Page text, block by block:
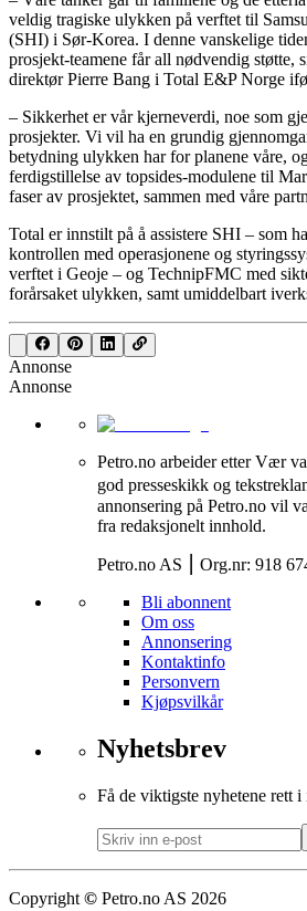
veldig tragiske ulykken på verftet til
(SHI) i Sør-Korea. I denne vanskelige
prosjekt-teamene får all nødvendig støtte,
direktør Pierre Bang i Total E&P Norge
– Sikkerhet er vår kjerneverdi, noe som
prosjekter. Vi vil ha en grundig
betydning ulykken har for planene våre,
ferdigstillelse av topsides-modulene til
faser av prosjektet, sammen med våre
Total er innstilt på å assistere SHI – som
kontrollen med operasjonene og
verftet i Geoje – og TechnipFMC med
forårsaket ulykken, samt umiddelbart
Annonse
Annonse
Petro.no arbeider etter Vær
god presseskikk og
annonsering på Petro.no vil
fra redaksjonelt innhold.
Petro.no AS ⎮ Org.nr: 918
Bli abonnent
Om oss
Annonsering
Kontaktinfo
Personvern
Kjøpsvilkår
Nyhetsbrev
Få de viktigste nyhetene rett i
Copyright © Petro.no AS 2026